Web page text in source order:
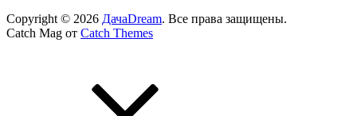
Copyright © 2026 ДачаDream. Все права защищены.
Catch Mag от Catch Themes